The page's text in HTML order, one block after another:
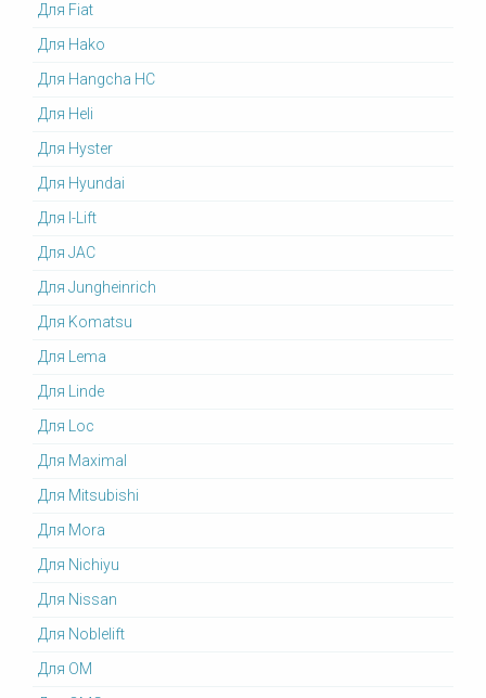
Для Fiat
Для Hako
Для Hangcha HC
Для Heli
Для Hyster
Для Hyundai
Для I-Lift
Для JAC
Для Jungheinrich
Для Komatsu
Для Lema
Для Linde
Для Loc
Для Maximal
Для Mitsubishi
Для Mora
Для Nichiyu
Для Nissan
Для Noblelift
Для OM